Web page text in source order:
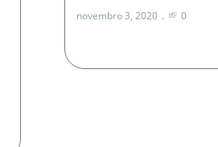
novembro 3, 2020 0